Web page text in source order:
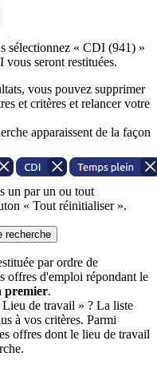
sélectionnez « CDI (941) »
seront restituées.
vous pouvez supprimer
et critères et relancer votre
apparaissent de la façon
un par un ou tout
« Tout réinitialiser ».
recherche
par ordre de
offres d'emploi répondant le
premier.
de travail » ? La liste
à vos critères. Parmi
offres dont le lieu de travail